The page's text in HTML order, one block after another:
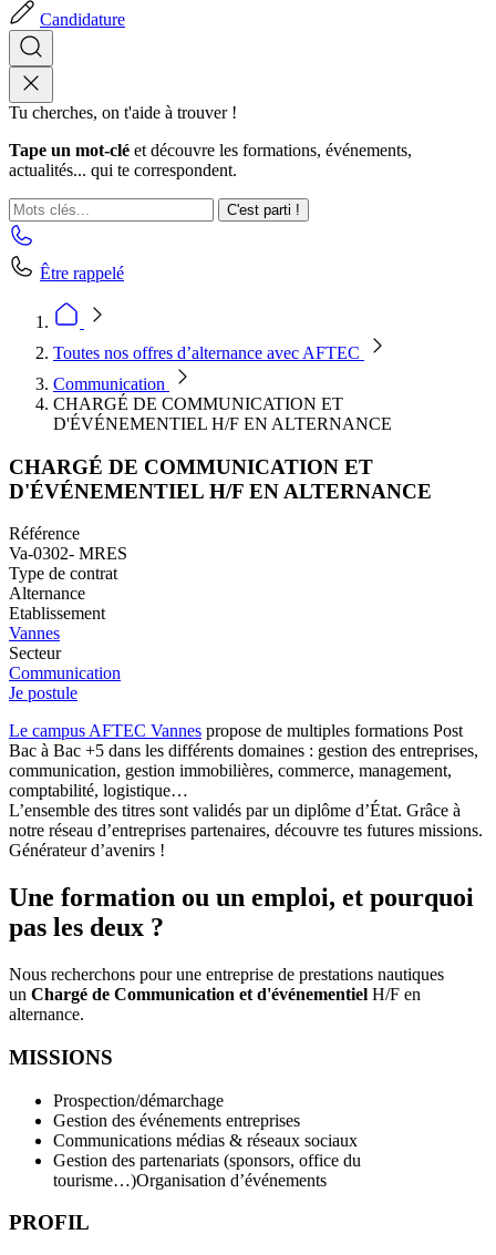
Candidature
Tu cherches, on t'aide à trouver !
Tape un mot-clé et découvre les formations, événements,
actualités... qui te correspondent.
C'est parti !
Être rappelé
Toutes nos offres d’alternance avec AFTEC
Communication
CHARGÉ DE COMMUNICATION ET
D'ÉVÉNEMENTIEL H/F EN ALTERNANCE
CHARGÉ DE COMMUNICATION ET
D'ÉVÉNEMENTIEL H/F EN ALTERNANCE
Référence
Va-0302- MRES
Type de contrat
Alternance
Etablissement
Vannes
Secteur
Communication
Je postule
Le campus AFTEC Vannes propose de multiples formations Post
Bac à Bac +5 dans les différents domaines : gestion des entreprises,
communication, gestion immobilières, commerce, management,
comptabilité, logistique…
L’ensemble des titres sont validés par un diplôme d’État. Grâce à
notre réseau d’entreprises partenaires, découvre tes futures missions.
Générateur d’avenirs !
Une formation ou un emploi, et pourquoi
pas les deux ?
Nous recherchons pour une entreprise de prestations nautiques
un Chargé de Communication et d'événementiel H/F en
alternance.
MISSIONS
Prospection/démarchage
Gestion des événements entreprises
Communications médias & réseaux sociaux
Gestion des partenariats (sponsors, office du
tourisme…)Organisation d’événements
PROFIL